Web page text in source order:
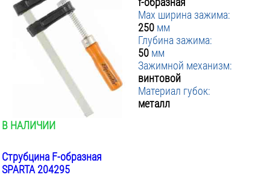
Max ширина зажима:
250 мм
Глубина зажима:
50 мм
Зажимной механизм:
винтовой
Материал губок:
металл
В НАЛИЧИИ
Струбцина F-образная
SPARTA 204295